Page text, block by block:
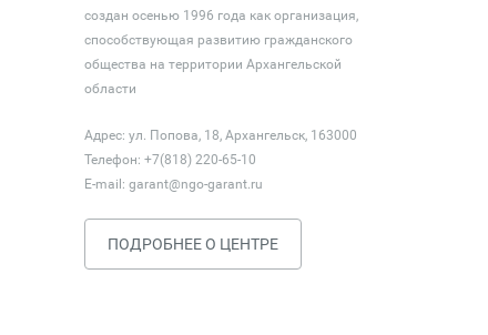
создан осенью 1996 года как организация,
способствующая развитию гражданского
общества на территории Архангельской
области
Адрес: ул. Попова, 18, Архангельск, 163000
Телефон: +7(818) 220-65-10
E-mail: garant@ngo-garant.ru
ПОДРОБНЕЕ О ЦЕНТРЕ